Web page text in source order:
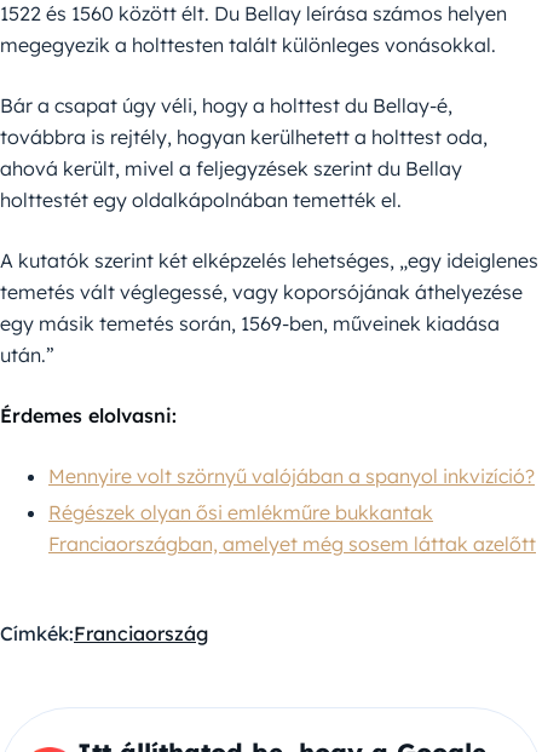
1522 és 1560 között élt. Du Bellay leírása számos helyen
megegyezik a holttesten talált különleges vonásokkal.
Bár a csapat úgy véli, hogy a holttest du Bellay-é,
továbbra is rejtély, hogyan kerülhetett a holttest oda,
ahová került, mivel a feljegyzések szerint du Bellay
holttestét egy oldalkápolnában temették el.
A kutatók szerint két elképzelés lehetséges, „egy ideiglenes
temetés vált véglegessé, vagy koporsójának áthelyezése
egy másik temetés során, 1569-ben, műveinek kiadása
után.”
Érdemes elolvasni:
Mennyire volt szörnyű valójában a spanyol inkvizíció?
Régészek olyan ősi emlékműre bukkantak
Franciaországban, amelyet még sosem láttak azelőtt
Címkék:Franciaország